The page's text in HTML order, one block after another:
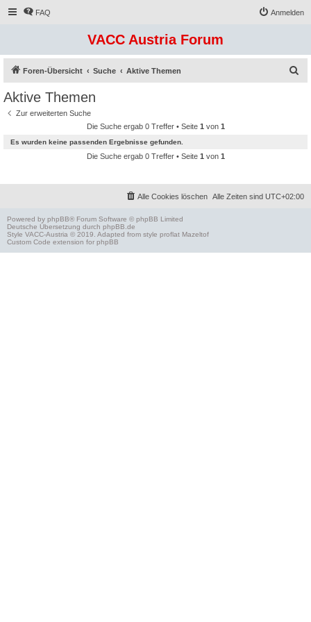
FAQ Anmelden
VACC Austria Forum
Foren-Übersicht Suche Aktive Themen
Aktive Themen
Zur erweiterten Suche
Die Suche ergab 0 Treffer • Seite 1 von 1
Es wurden keine passenden Ergebnisse gefunden.
Die Suche ergab 0 Treffer • Seite 1 von 1
Alle Zeiten sind UTC+02:00
Alle Cookies löschen
Powered by phpBB® Forum Software © phpBB Limited
Deutsche Übersetzung durch phpBB.de
Style VACC-Austria © 2019. Adapted from style proflat Mazeltof
Custom Code extension for phpBB